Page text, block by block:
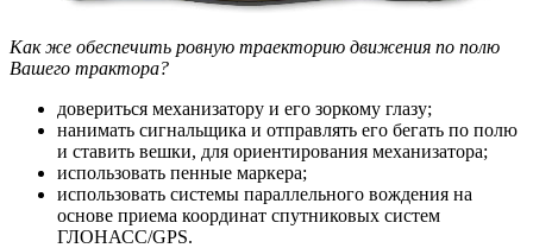
Как же обеспечить ровную траекторию движения по полю
Вашего трактора?
довериться механизатору и его зоркому глазу;
нанимать сигнальщика и отправлять его бегать по полю
и ставить вешки, для ориентирования механизатора;
использовать пенные маркера;
использовать системы параллельного вождения на
основе приема координат спутниковых систем
ГЛОНАСС/GPS.